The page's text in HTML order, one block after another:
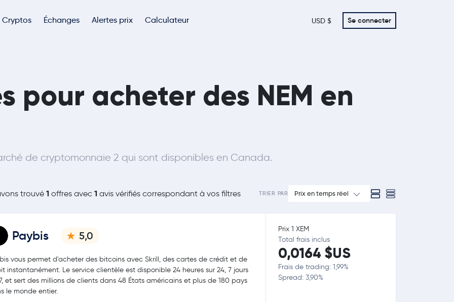
Cryptos Échanges Alertes prix Calculateur USD $ Se connecter
pour acheter des NEM en
de cryptomonnaie 2 qui sont disponibles en Canada.
trouvé 1 offres avec 1 avis vérifiés correspondant à vos filtres TRIER PAR Prix en temps réel
Paybis 5,0
vous permet d'acheter des bitcoins avec Skrill, des cartes de crédit et de
instantanément. Le service clientèle est disponible 24 heures sur 24, 7 jours
et sert des millions de clients dans 48 États américains et plus de 180 pays
le monde entier.
Prix 1 XEM
Total frais inclus
0,0164 $US
Frais de trading: 1,99%
Spread: 3,90%